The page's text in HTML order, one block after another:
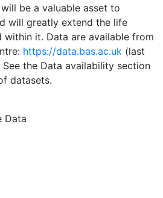
be a valuable asset to
will greatly extend the life
it. Data are available from
https://data.bas.ac.uk (last
the Data availability section
datasets.
Data